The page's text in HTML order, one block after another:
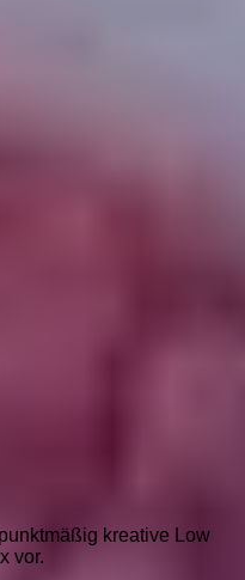
kreative Low
vor.